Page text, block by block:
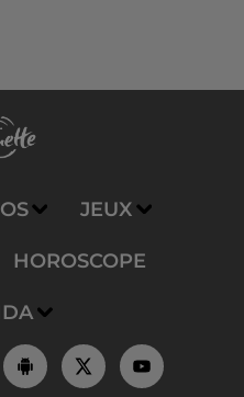
JEUX
HOROSCOPE